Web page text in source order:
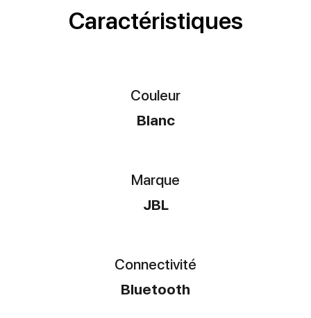
Caractéristiques
Couleur
Blanc
Marque
JBL
Connectivité
Bluetooth